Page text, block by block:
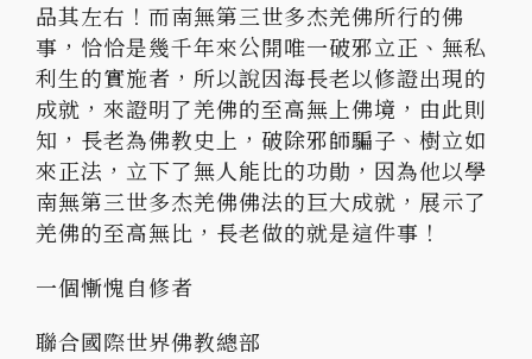
品其左右！而南無第三世多杰羌佛所行的佛
事，恰恰是幾千年來公開唯一破邪立正、無私
利生的實施者，所以說因海長老以修證出現的
成就，來證明了羌佛的至高無上佛境，由此則
知，長老為佛教史上，破除邪師騙子、樹立如
來正法，立下了無人能比的功勛，因為他以學
南無第三世多杰羌佛佛法的巨大成就，展示了
羌佛的至高無比，長老做的就是這件事！
一個慚愧自修者
聯合國際世界佛教總部